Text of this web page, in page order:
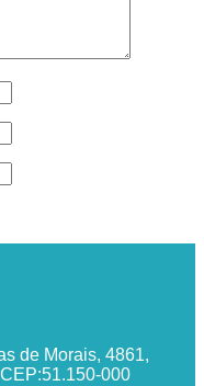
de Morais, 4861,
000